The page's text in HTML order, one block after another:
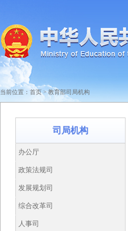
当前位置： 首页>教育部司局机构
司局机构
办公厅
政策法规司
发展规划司
综合改革司
人事司